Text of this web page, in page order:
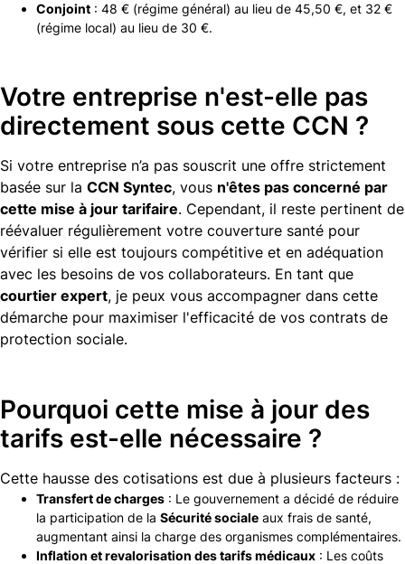
Conjoint : 48 € (régime général) au lieu de 45,50 €, et 32 €
(régime local) au lieu de 30 €.
Votre entreprise n'est-elle pas
directement sous cette CCN ?
Si votre entreprise n’a pas souscrit une offre strictement
basée sur la CCN Syntec, vous n'êtes pas concerné par
cette mise à jour tarifaire. Cependant, il reste pertinent de
réévaluer régulièrement votre couverture santé pour
vérifier si elle est toujours compétitive et en adéquation
avec les besoins de vos collaborateurs. En tant que
courtier expert, je peux vous accompagner dans cette
démarche pour maximiser l'efficacité de vos contrats de
protection sociale.
Pourquoi cette mise à jour des
tarifs est-elle nécessaire ?
Cette hausse des cotisations est due à plusieurs facteurs :
Transfert de charges : Le gouvernement a décidé de réduire
la participation de la Sécurité sociale aux frais de santé,
augmentant ainsi la charge des organismes complémentaires.
Inflation et revalorisation des tarifs médicaux : Les coûts